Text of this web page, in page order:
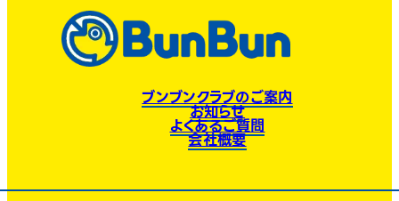
ブンブンクラブのご案内
お知らせ
よくあるご質問
会社概要